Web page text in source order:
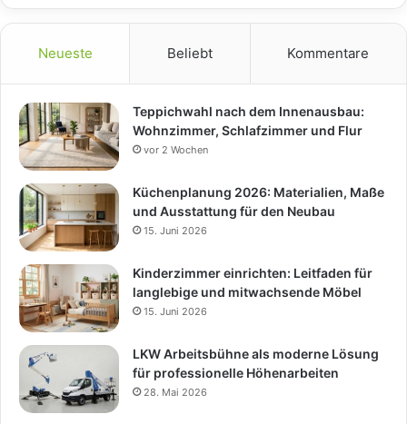
Neueste Beliebt Kommentare
Teppichwahl nach dem Innenausbau:
Wohnzimmer, Schlafzimmer und Flur
vor 2 Wochen
Küchenplanung 2026: Materialien, Maße
und Ausstattung für den Neubau
15. Juni 2026
Kinderzimmer einrichten: Leitfaden für
langlebige und mitwachsende Möbel
15. Juni 2026
LKW Arbeitsbühne als moderne Lösung
für professionelle Höhenarbeiten
28. Mai 2026